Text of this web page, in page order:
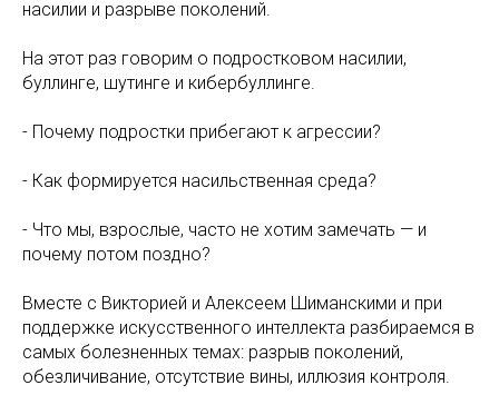
насилии и разрыве поколений.
На этот раз говорим о подростковом насилии,
буллинге, шутинге и кибербуллинге.
- Почему подростки прибегают к агрессии?
- Как формируется насильственная среда?
- Что мы, взрослые, часто не хотим замечать — и
почему потом поздно?
Вместе с Викторией и Алексеем Шиманскими и при
поддержке искусственного интеллекта разбираемся в
самых болезненных темах: разрыв поколений,
обезличивание, отсутствие вины, иллюзия контроля.